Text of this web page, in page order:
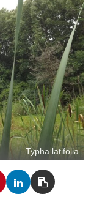
Typha latifolia